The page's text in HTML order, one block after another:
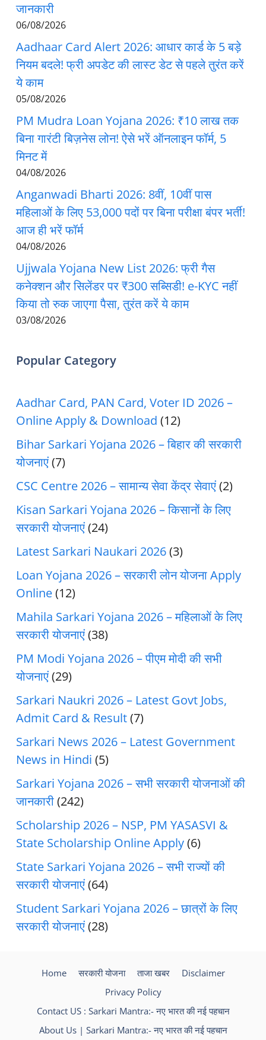
जानकारी
06/08/2026
Aadhaar Card Alert 2026: आधार कार्ड के 5 बड़े
नियम बदले! फ्री अपडेट की लास्ट डेट से पहले तुरंत करें
ये काम
05/08/2026
PM Mudra Loan Yojana 2026: ₹10 लाख तक
बिना गारंटी बिज़नेस लोन! ऐसे भरें ऑनलाइन फॉर्म, 5
मिनट में
04/08/2026
Anganwadi Bharti 2026: 8वीं, 10वीं पास
महिलाओं के लिए 53,000 पदों पर बिना परीक्षा बंपर भर्ती!
आज ही भरें फॉर्म
04/08/2026
Ujjwala Yojana New List 2026: फ्री गैस
कनेक्शन और सिलेंडर पर ₹300 सब्सिडी! e-KYC नहीं
किया तो रुक जाएगा पैसा, तुरंत करें ये काम
03/08/2026
Popular Category
Aadhar Card, PAN Card, Voter ID 2026 –
Online Apply & Download (12)
Bihar Sarkari Yojana 2026 – बिहार की सरकारी
योजनाएं(7)
CSC Centre 2026 – सामान्य सेवा केंद्र सेवाएं(2)
Kisan Sarkari Yojana 2026 – किसानों के लिए
सरकारी योजनाएं(24)
Latest Sarkari Naukari 2026(3)
Loan Yojana 2026 – सरकारी लोन योजना Apply
Online(12)
Mahila Sarkari Yojana 2026 – महिलाओं के लिए
सरकारी योजनाएं(38)
PM Modi Yojana 2026 – पीएम मोदी की सभी
योजनाएं(29)
Sarkari Naukri 2026 – Latest Govt Jobs,
Admit Card & Result(7)
Sarkari News 2026 – Latest Government
News in Hindi (5)
Sarkari Yojana 2026 – सभी सरकारी योजनाओं की
जानकारी(242)
Scholarship 2026 – NSP, PM YASASVI &
State Scholarship Online Apply(6)
State Sarkari Yojana 2026 – सभी राज्यों की
सरकारी योजनाएं(64)
Student Sarkari Yojana 2026 – छात्रों के लिए
सरकारी योजनाएं(28)
Home सरकारी योजना ताजा खबर
Disclaimer
Privacy Policy
Contact US : Sarkari Mantra:- नए भारत की नई पहचान
About Us | Sarkari Mantra:- नए भारत की नई पहचान